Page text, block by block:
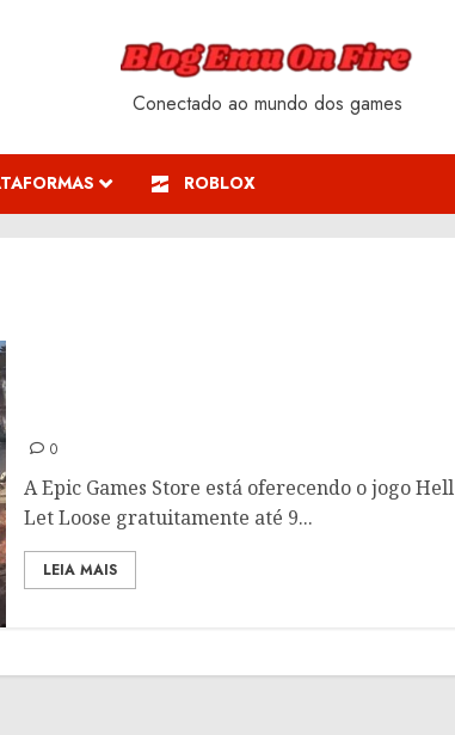
Conectado ao mundo dos games
ROBLOX
0
A Epic Games Store está oferecendo o jogo Hell
Let Loose gratuitamente até 9...
LEIA MAIS